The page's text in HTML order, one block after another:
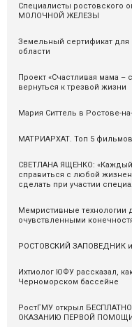
Специалисты ростовского
МОЛОЧНОЙ ЖЕЛЕЗЫ
Земельный сертификат для
области
Проект «Счастливая мама
вернуться к трезвой жизни
Мария Ситтель в Ростове-
МАТРИАРХАТ. Топ 5
СВЕТЛАНА ЯЩЕНКО:
справиться с любой
сделать при участии
Мемристивные технологии
очувствленными
РОСТОВСКИЙ ЗАПОВЕДНИК и
Ихтиолог ЮФУ рассказал,
Черноморском бассейне
РостГМУ открыл
ОКАЗАНИЮ ПЕРВОЙ